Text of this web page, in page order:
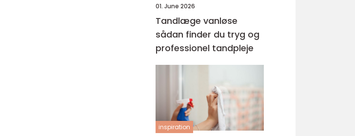
01. June 2026
Tandlæge vanløse
sådan finder du tryg og
professionel tandpleje
inspiration